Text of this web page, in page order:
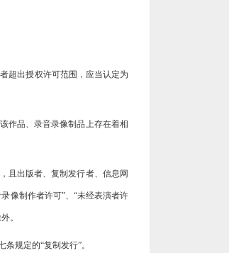
超出授权许可范围，应当认定为
作品、录音录像制品上存在着相
且出版者、复制发行者、信息网
像制作者许可”、“未经表演者许
。
规定的“复制发行”。